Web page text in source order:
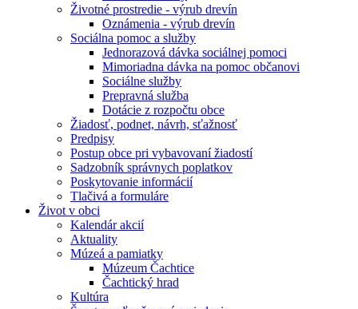
Životné prostredie - výrub drevín
Oznámenia - výrub drevín
Sociálna pomoc a služby
Jednorazová dávka sociálnej pomoci
Mimoriadna dávka na pomoc občanovi
Sociálne služby
Prepravná služba
Dotácie z rozpočtu obce
Žiadosť, podnet, návrh, sťažnosť
Predpisy
Postup obce pri vybavovaní žiadostí
Sadzobník správnych poplatkov
Poskytovanie informácií
Tlačivá a formuláre
Život v obci
Kalendár akcií
Aktuality
Múzeá a pamiatky
Múzeum Čachtice
Čachtický hrad
Kultúra